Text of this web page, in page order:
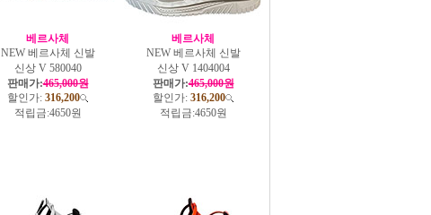
베르사체
NEW 베르사체 신발
신상 V 580040
판매가:465,000원
할인가: 316,200
적립금:4650원
베르사체
NEW 베르사체 신발
신상 V 1404004
판매가:465,000원
할인가: 316,200
적립금:4650원